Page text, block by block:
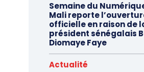
Semaine du
Mali reporte
officielle en raison de
président sénégalais
Diomaye Faye
Actualité